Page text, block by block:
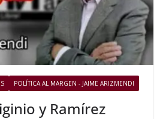
POLÍTICA AL MARGEN - JAIME ARIZMENDI
y Ramírez